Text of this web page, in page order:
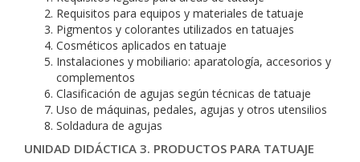
Requisitos para equipos y materiales de tatuaje
Pigmentos y colorantes utilizados en tatuajes
Cosméticos aplicados en tatuaje
Instalaciones y mobiliario: aparatología, accesorios y
complementos
Clasificación de agujas según técnicas de tatuaje
Uso de máquinas, pedales, agujas y otros utensilios
Soldadura de agujas
UNIDAD DIDÁCTICA 3. PRODUCTOS PARA TATUAJE